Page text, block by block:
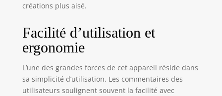
créations plus aisé.
Facilité d’utilisation et
ergonomie
L’une des grandes forces de cet appareil réside dans
sa simplicité d’utilisation. Les commentaires des
utilisateurs soulignent souvent la facilité avec